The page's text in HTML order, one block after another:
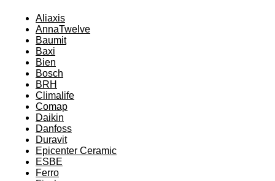
Aliaxis
AnnaTwelve
Baumit
Baxi
Bien
Bosch
BRH
Climalife
Comap
Daikin
Danfoss
Duravit
Epicenter Ceramic
ESBE
Ferro